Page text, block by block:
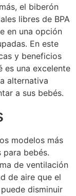
el biberón
libres de BPA
en una opción
En este
y beneficios
es una excelente
alternativa
a sus bebés.
modelos más
para bebés.
de ventilación
de aire que el
disminuir